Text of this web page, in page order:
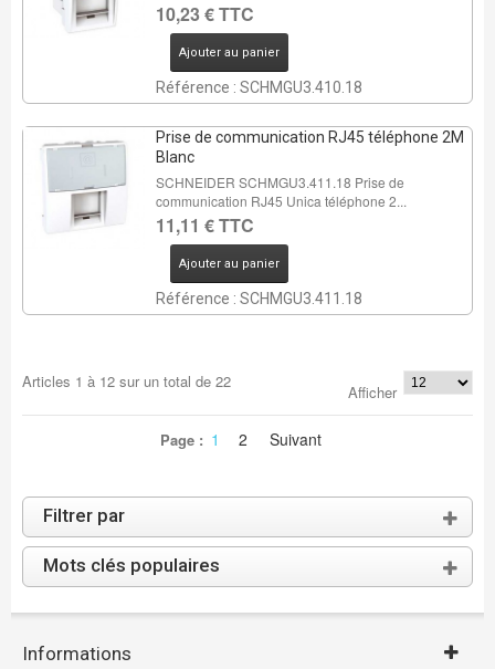
10,23 € TTC
Ajouter au panier
Référence : SCHMGU3.410.18
Prise de communication RJ45 téléphone 2M
Blanc
SCHNEIDER SCHMGU3.411.18 Prise de
communication RJ45 Unica téléphone 2...
11,11 € TTC
Ajouter au panier
Référence : SCHMGU3.411.18
Articles 1 à 12sur un total de 22
Afficher
Page : 1 2 Suivant
Filtrer par
Mots clés populaires
Informations